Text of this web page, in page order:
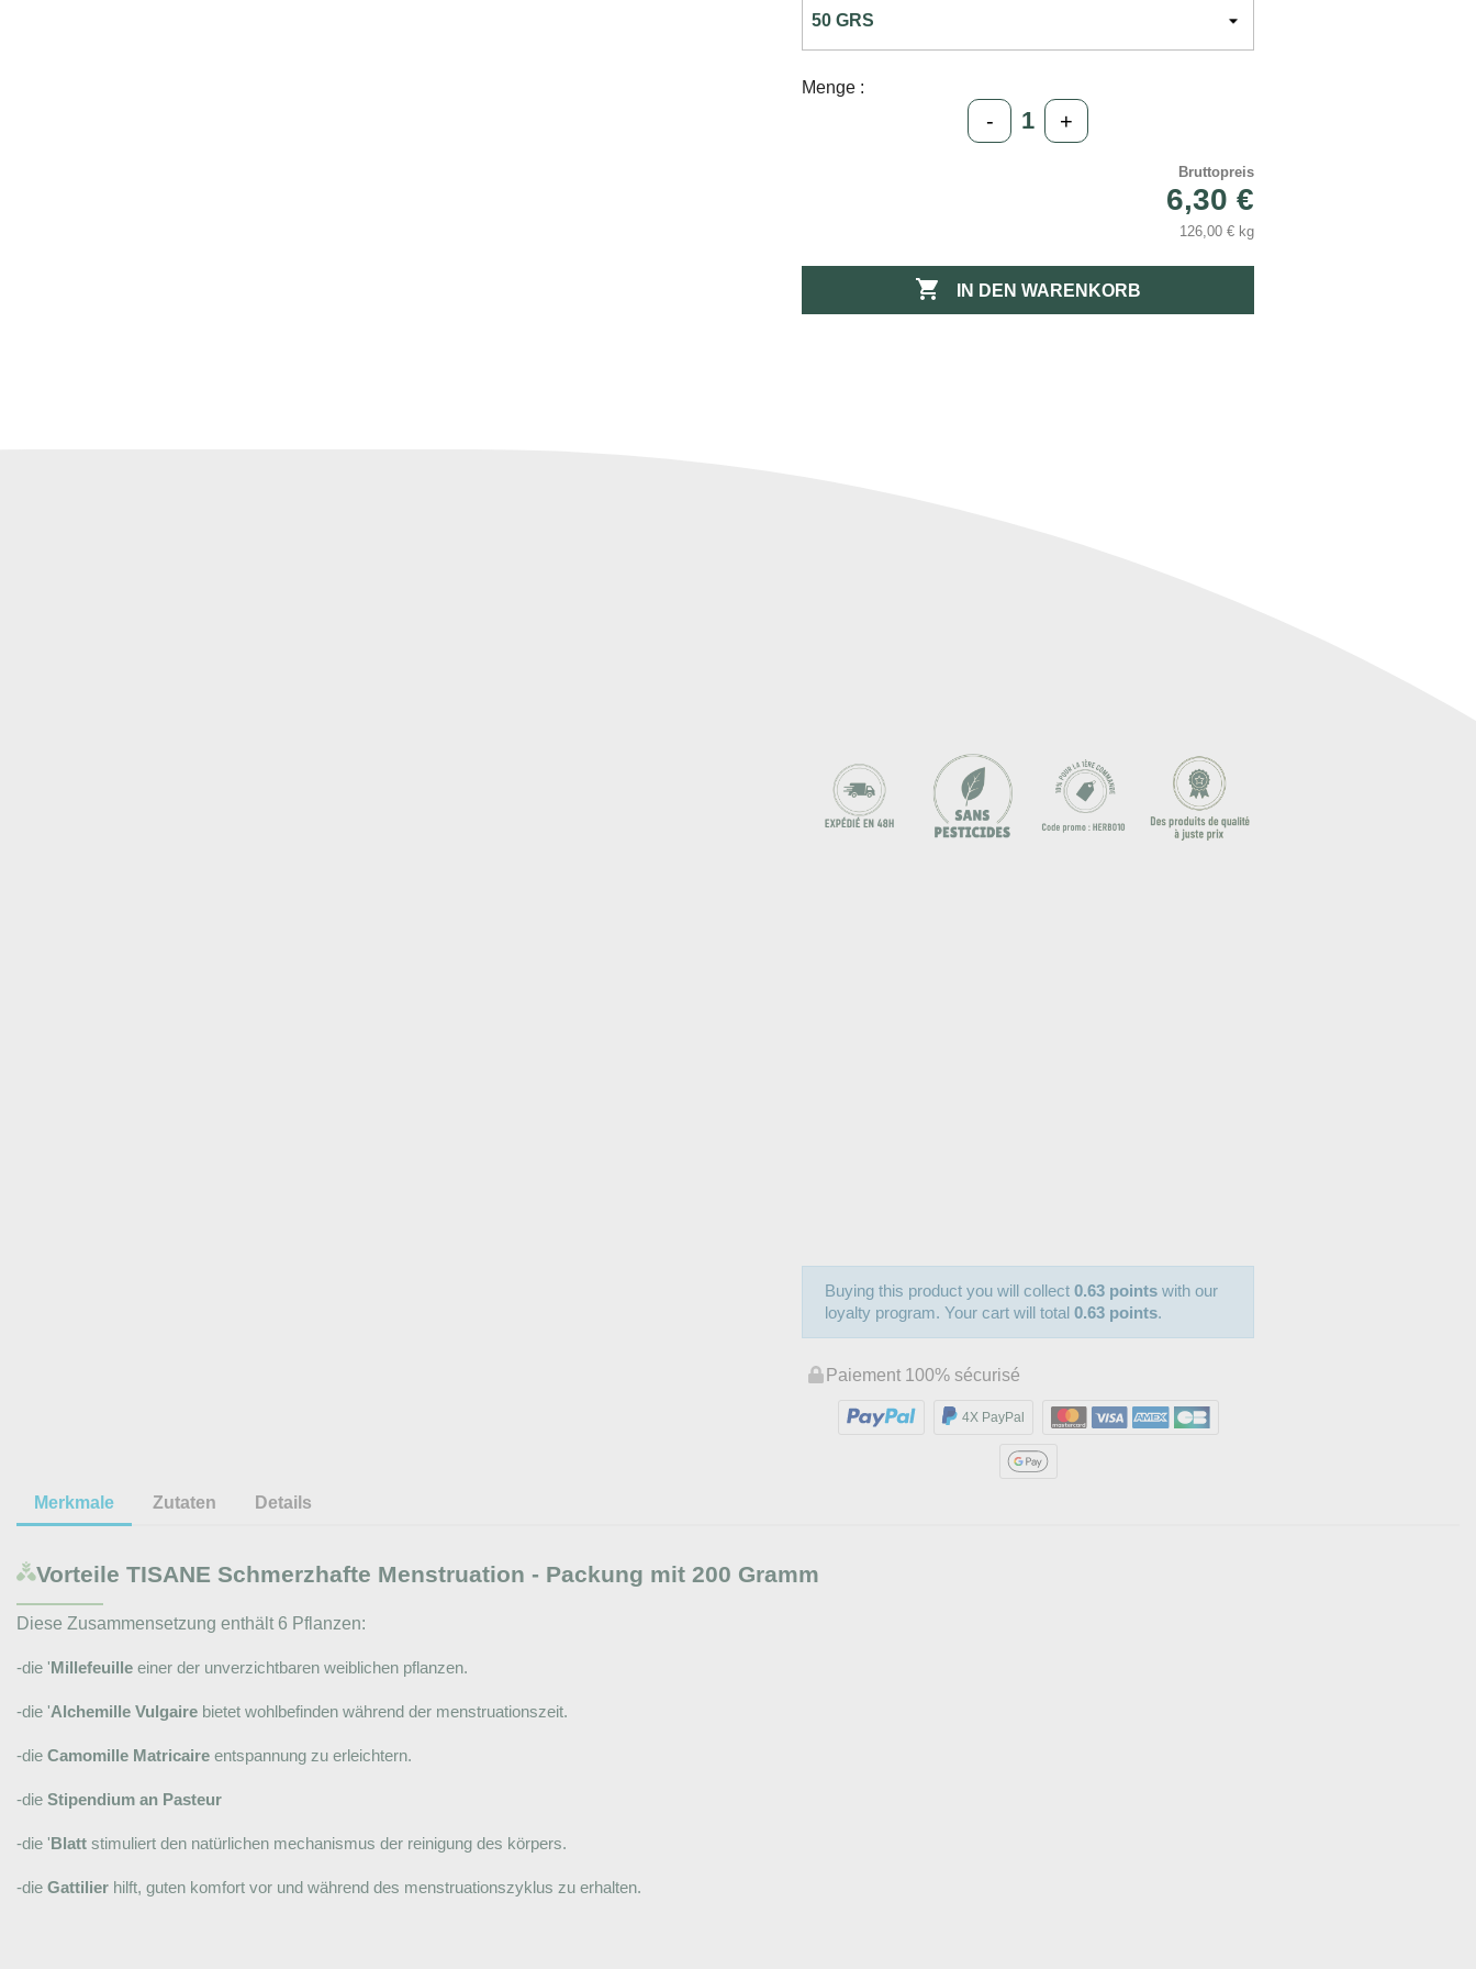
Menge :
- +
Bruttopreis
6,30 €
126,00 € kg
 IN DEN WARENKORB
Buying this product you will collect0.63 points with our
loyalty program. Your cart will total0.63 points.
Paiement 100% sécurisé
4X PayPal
Merkmale Zutaten Details
Vorteile TISANE Schmerzhafte Menstruation - Packung mit 200 Gramm
Diese Zusammensetzung enthält 6 Pflanzen:
-die 'Millefeuille einer der unverzichtbaren weiblichen pflanzen.
-die 'Alchemille Vulgaire bietet wohlbefinden während der menstruationszeit.
-die Camomille Matricaire entspannung zu erleichtern.
-die Stipendium an Pasteur
-die 'Blatt stimuliert den natürlichen mechanismus der reinigung des körpers.
-die Gattilier hilft, guten komfort vor und während des menstruationszyklus zu erhalten.